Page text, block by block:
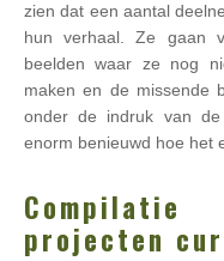
zien dat een aantal
hun verhaal. Ze gaan
beelden waar ze nog
maken en de missende
onder de indruk van
enorm benieuwd hoe het
projecten